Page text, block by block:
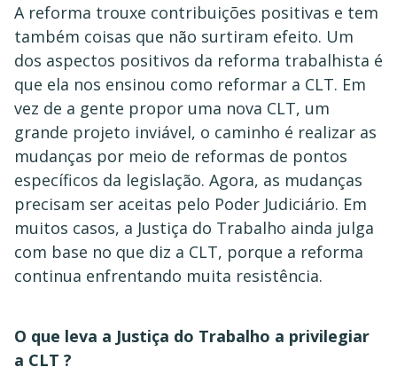
A reforma trouxe contribuições positivas e tem
também coisas que não surtiram efeito. Um
dos aspectos positivos da reforma trabalhista é
que ela nos ensinou como reformar a CLT. Em
vez de a gente propor uma nova CLT, um
grande projeto inviável, o caminho é realizar as
mudanças por meio de reformas de pontos
específicos da legislação. Agora, as mudanças
precisam ser aceitas pelo Poder Judiciário. Em
muitos casos, a Justiça do Trabalho ainda julga
com base no que diz a CLT, porque a reforma
continua enfrentando muita resistência.
O que leva a Justiça do Trabalho a privilegiar
a CLT ?